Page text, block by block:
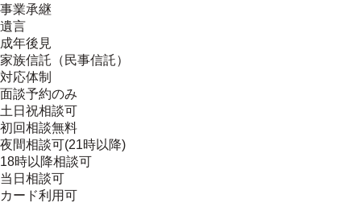
事業承継
遺言
成年後見
家族信託（民事信託）
対応体制
面談予約のみ
土日祝相談可
初回相談無料
夜間相談可(21時以降)
18時以降相談可
当日相談可
カード利用可